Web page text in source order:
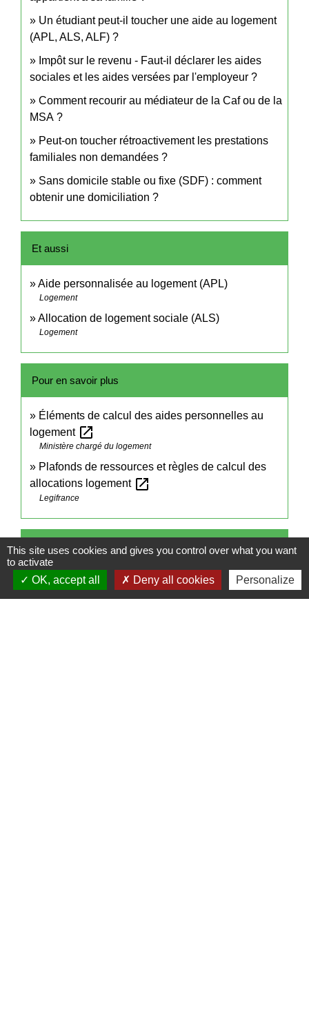
Un étudiant peut-il toucher une aide au logement
(APL, ALS, ALF) ?
Impôt sur le revenu - Faut-il déclarer les aides
sociales et les aides versées par l'employeur ?
Comment recourir au médiateur de la Caf ou de la
MSA ?
Peut-on toucher rétroactivement les prestations
familiales non demandées ?
Sans domicile stable ou fixe (SDF) : comment
obtenir une domiciliation ?
Et aussi
Aide personnalisée au logement (APL)
Logement
Allocation de logement sociale (ALS)
Logement
Pour en savoir plus
Éléments de calcul des aides personnelles au
logement open_in_new
Ministère chargé du logement
Plafonds de ressources et règles de calcul des
allocations logement open_in_new
Legifrance
Comment faire si...
J'achète un logement
This site uses cookies and gives you control over what you want
to activate
OK, accept all
Deny all cookies Personalize